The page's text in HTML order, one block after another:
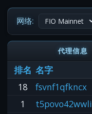
网络:
代理信息
排名 名字
18
fsvnf1qfkncx
1
t5povo42wwli